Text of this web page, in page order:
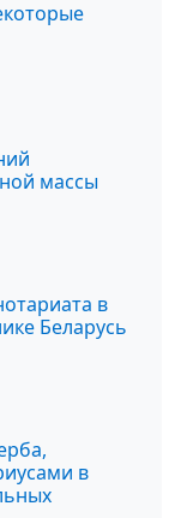
массы
в
Беларусь
в